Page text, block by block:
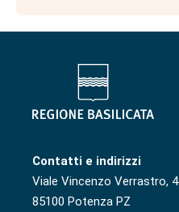
Contatti e indirizzi
Viale Vincenzo Verrastro, 4
85100 Potenza PZ